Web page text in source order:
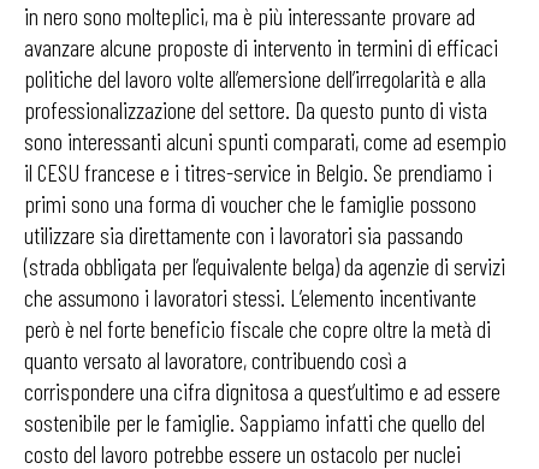
in nero sono molteplici, ma è più interessante provare ad
avanzare alcune proposte di intervento in termini di efficaci
politiche del lavoro volte all’emersione dell’irregolarità e alla
professionalizzazione del settore. Da questo punto di vista
sono interessanti alcuni spunti comparati, come ad esempio
il CESU francese e i titres-service in Belgio. Se prendiamo i
primi sono una forma di voucher che le famiglie possono
utilizzare sia direttamente con i lavoratori sia passando
(strada obbligata per l’equivalente belga) da agenzie di servizi
che assumono i lavoratori stessi. L’elemento incentivante
però è nel forte beneficio fiscale che copre oltre la metà di
quanto versato al lavoratore, contribuendo così a
corrispondere una cifra dignitosa a quest’ultimo e ad essere
sostenibile per le famiglie. Sappiamo infatti che quello del
costo del lavoro potrebbe essere un ostacolo per nuclei